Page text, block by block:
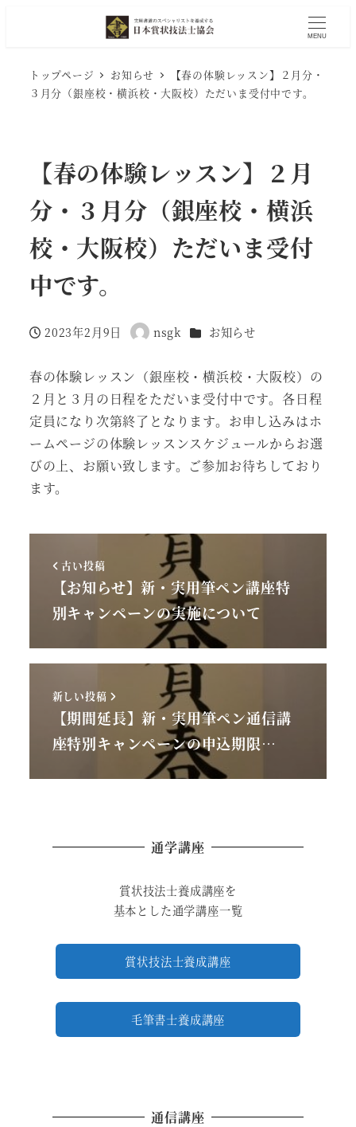
MENU
トップページ お知らせ
【春の体験レッスン】２月分・
３月分（銀座校・横浜校・大阪校）ただいま受付中です。
【春の体験レッスン】２月
分・３月分（銀座校・横浜
校・大阪校）ただいま受付
中です。
投稿日
2023年2月9日
著
nsgk カテゴリー
お知らせ
春の体験レッスン（銀座校・横浜校・大阪校）の
２月と３月の日程をただいま受付中です。各日程
定員になり次第終了となります。お申し込みはホ
ームページの体験レッスンスケジュールからお選
びの上、お願い致します。ご参加お待ちしており
ます。
古い投稿
【お知らせ】新・実用筆ペン講座特
別キャンペーンの実施について
新しい投稿
【期間延長】新・実用筆ペン通信講
座特別キャンペーンの申込期限…
通学講座
賞状技法士養成講座を
基本とした通学講座一覧
賞状技法士養成講座
毛筆書士養成講座
通信講座